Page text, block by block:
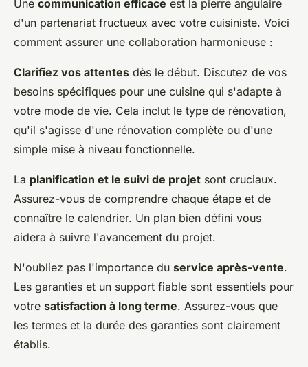
Une communication efficace est la pierre angulaire
d'un partenariat fructueux avec votre cuisiniste. Voici
comment assurer une collaboration harmonieuse :
Clarifiez vos attentes dès le début. Discutez de vos
besoins spécifiques pour une cuisine qui s'adapte à
votre mode de vie. Cela inclut le type de rénovation,
qu'il s'agisse d'une rénovation complète ou d'une
simple mise à niveau fonctionnelle.
La planification et le suivi de projet sont cruciaux.
Assurez-vous de comprendre chaque étape et de
connaître le calendrier. Un plan bien défini vous
aidera à suivre l'avancement du projet.
N'oubliez pas l'importance du service après-vente.
Les garanties et un support fiable sont essentiels pour
votre satisfaction à long terme. Assurez-vous que
les termes et la durée des garanties sont clairement
établis.